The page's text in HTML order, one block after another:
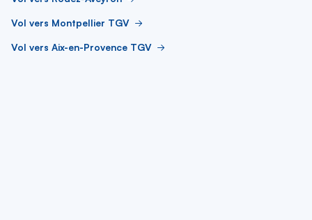
Vol vers Montpellier TGV
Vol vers Aix-en-Provence TGV